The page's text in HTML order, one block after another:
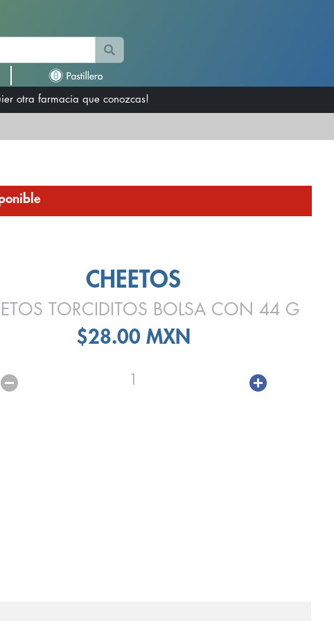
otra farmacia que conozcas!
CHEETOS
TORCIDITOS BOLSA CON 44 G
$28.00 MXN
1